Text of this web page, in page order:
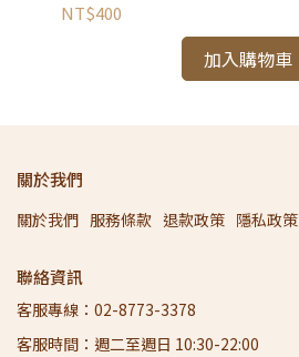
NT$400
加入購物車
關於我們
關於我們 服務條款 退款政策 隱私政策
聯絡資訊
客服專線：02-8773-3378
客服時間：週二至週日 10:30-22:00